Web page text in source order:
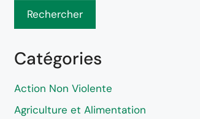
Rechercher
Catégories
Action Non Violente
Agriculture et Alimentation